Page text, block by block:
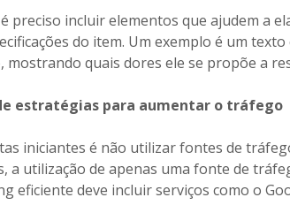
preciso incluir elementos que ajudem a
do item. Um exemplo é um
mostrando quais dores ele se propõe a
estratégias para aumentar o tráfego
iniciantes é não utilizar fontes de
a utilização de apenas uma fonte de
eficiente deve incluir serviços como o